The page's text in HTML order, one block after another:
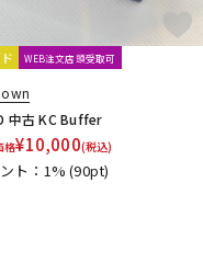
WEB注文店頭受取可
中古 KC Buffer
格¥10,000(税込)
ト：1%(90pt)